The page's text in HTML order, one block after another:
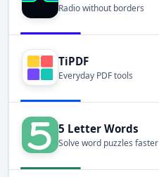
Radio without borders
TiPDF
Everyday PDF tools
5 Letter Words
Solve word puzzles faster